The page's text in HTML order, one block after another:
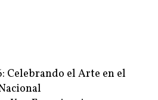
Celebrando el Arte en el